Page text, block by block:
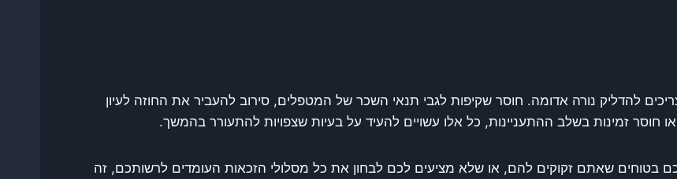
להדליק נורה אדומה. חוסר שקיפות לגבי תנאי השכר של המטפלים, סירוב להעביר את החוזה לעיון
זמינות בשלב ההתעניינות, כל אלו עשויים להעיד על בעיות שצפויות להתעורר בהמשך.
בטוחים שאתם זקוקים להם, או שלא מציעים לכם לבחון את כל מסלולי הזכאות העומדים לרשותכם, זה